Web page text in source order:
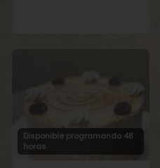
Disponible programando 48
horas